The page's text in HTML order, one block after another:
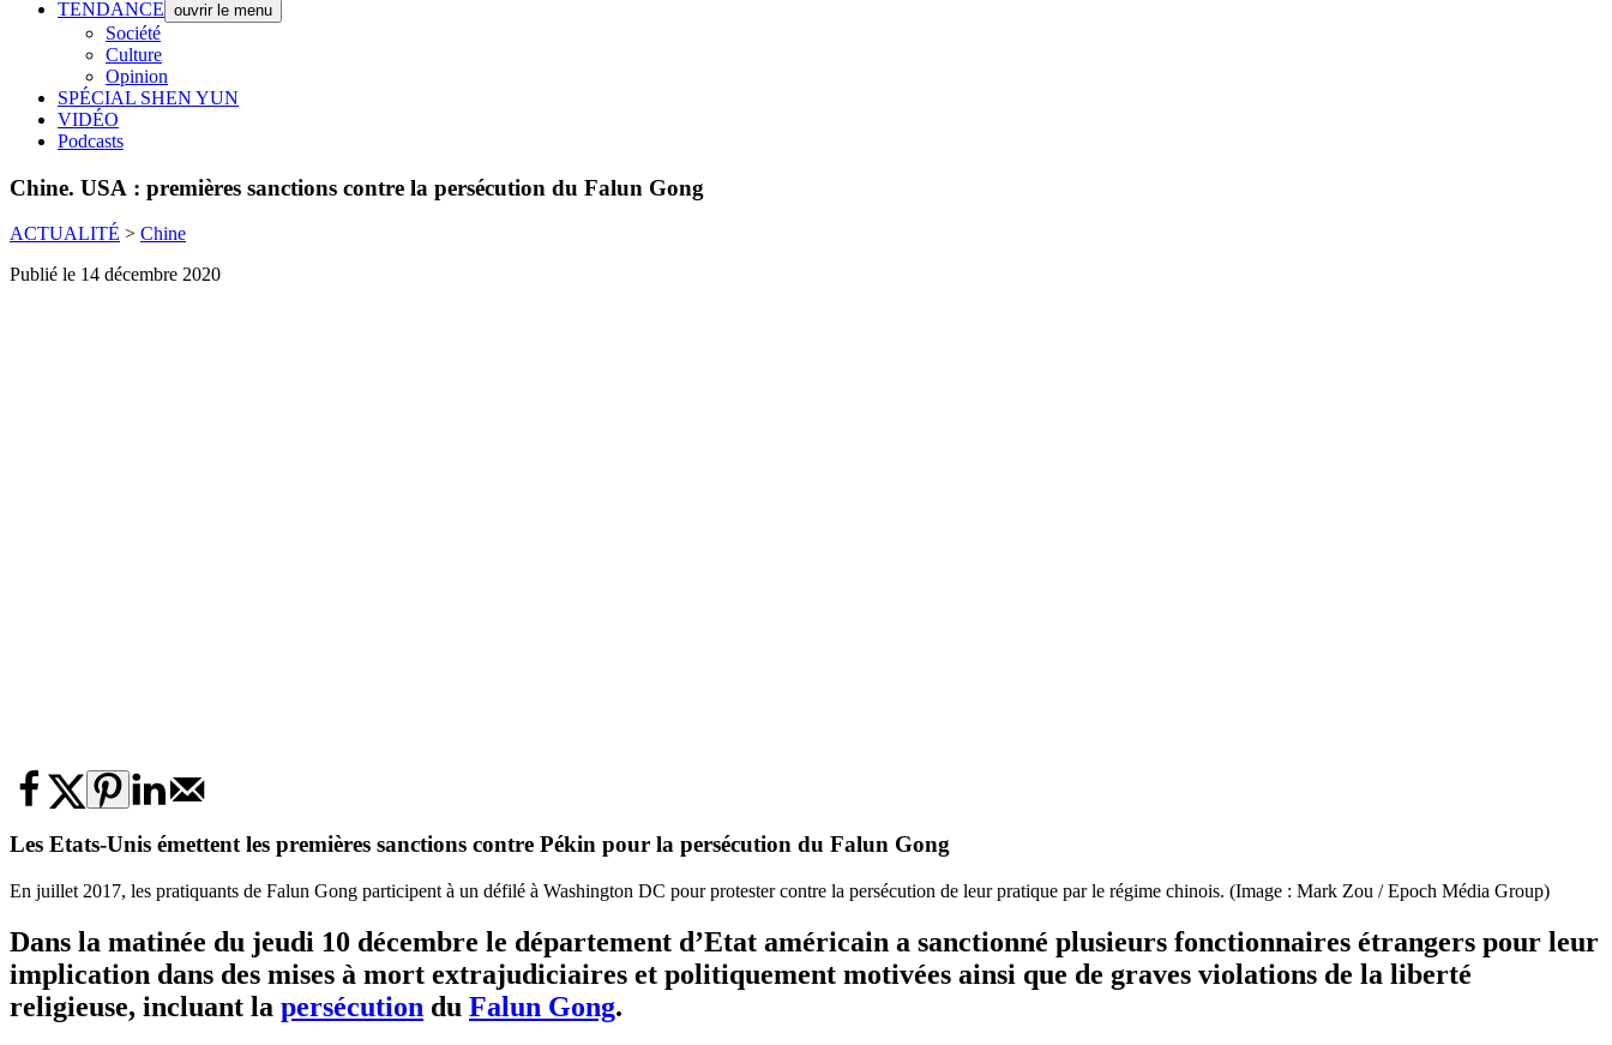
TENDANCE ouvrir le menu
Société
Culture
Opinion
SPÉCIAL SHEN YUN
VIDÉO
Podcasts
Chine. USA : premières sanctions contre la persécution du Falun Gong
ACTUALITÉ > Chine
Publié le 14 décembre 2020
Les Etats-Unis émettent les premières sanctions contre Pékin pour la persécution du Falun Gong
En juillet 2017, les pratiquants de Falun Gong participent à un défilé à Washington DC pour protester contre la persécution de leur pratique par le régime chinois. (Image : Mark Zou / Epoch Média Group)
Dans la matinée du jeudi 10 décembre le département d’Etat américain a sanctionné plusieurs fonctionnaires étrangers pour leur
implication dans des mises à mort extrajudiciaires et politiquement motivées ainsi que de graves violations de la liberté
religieuse, incluant la persécution du Falun Gong.